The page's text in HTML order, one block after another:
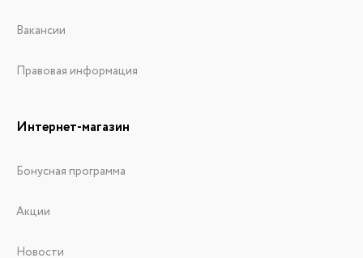
Вакансии
Правовая информация
Интернет-магазин
Бонусная программа
Акции
Новости